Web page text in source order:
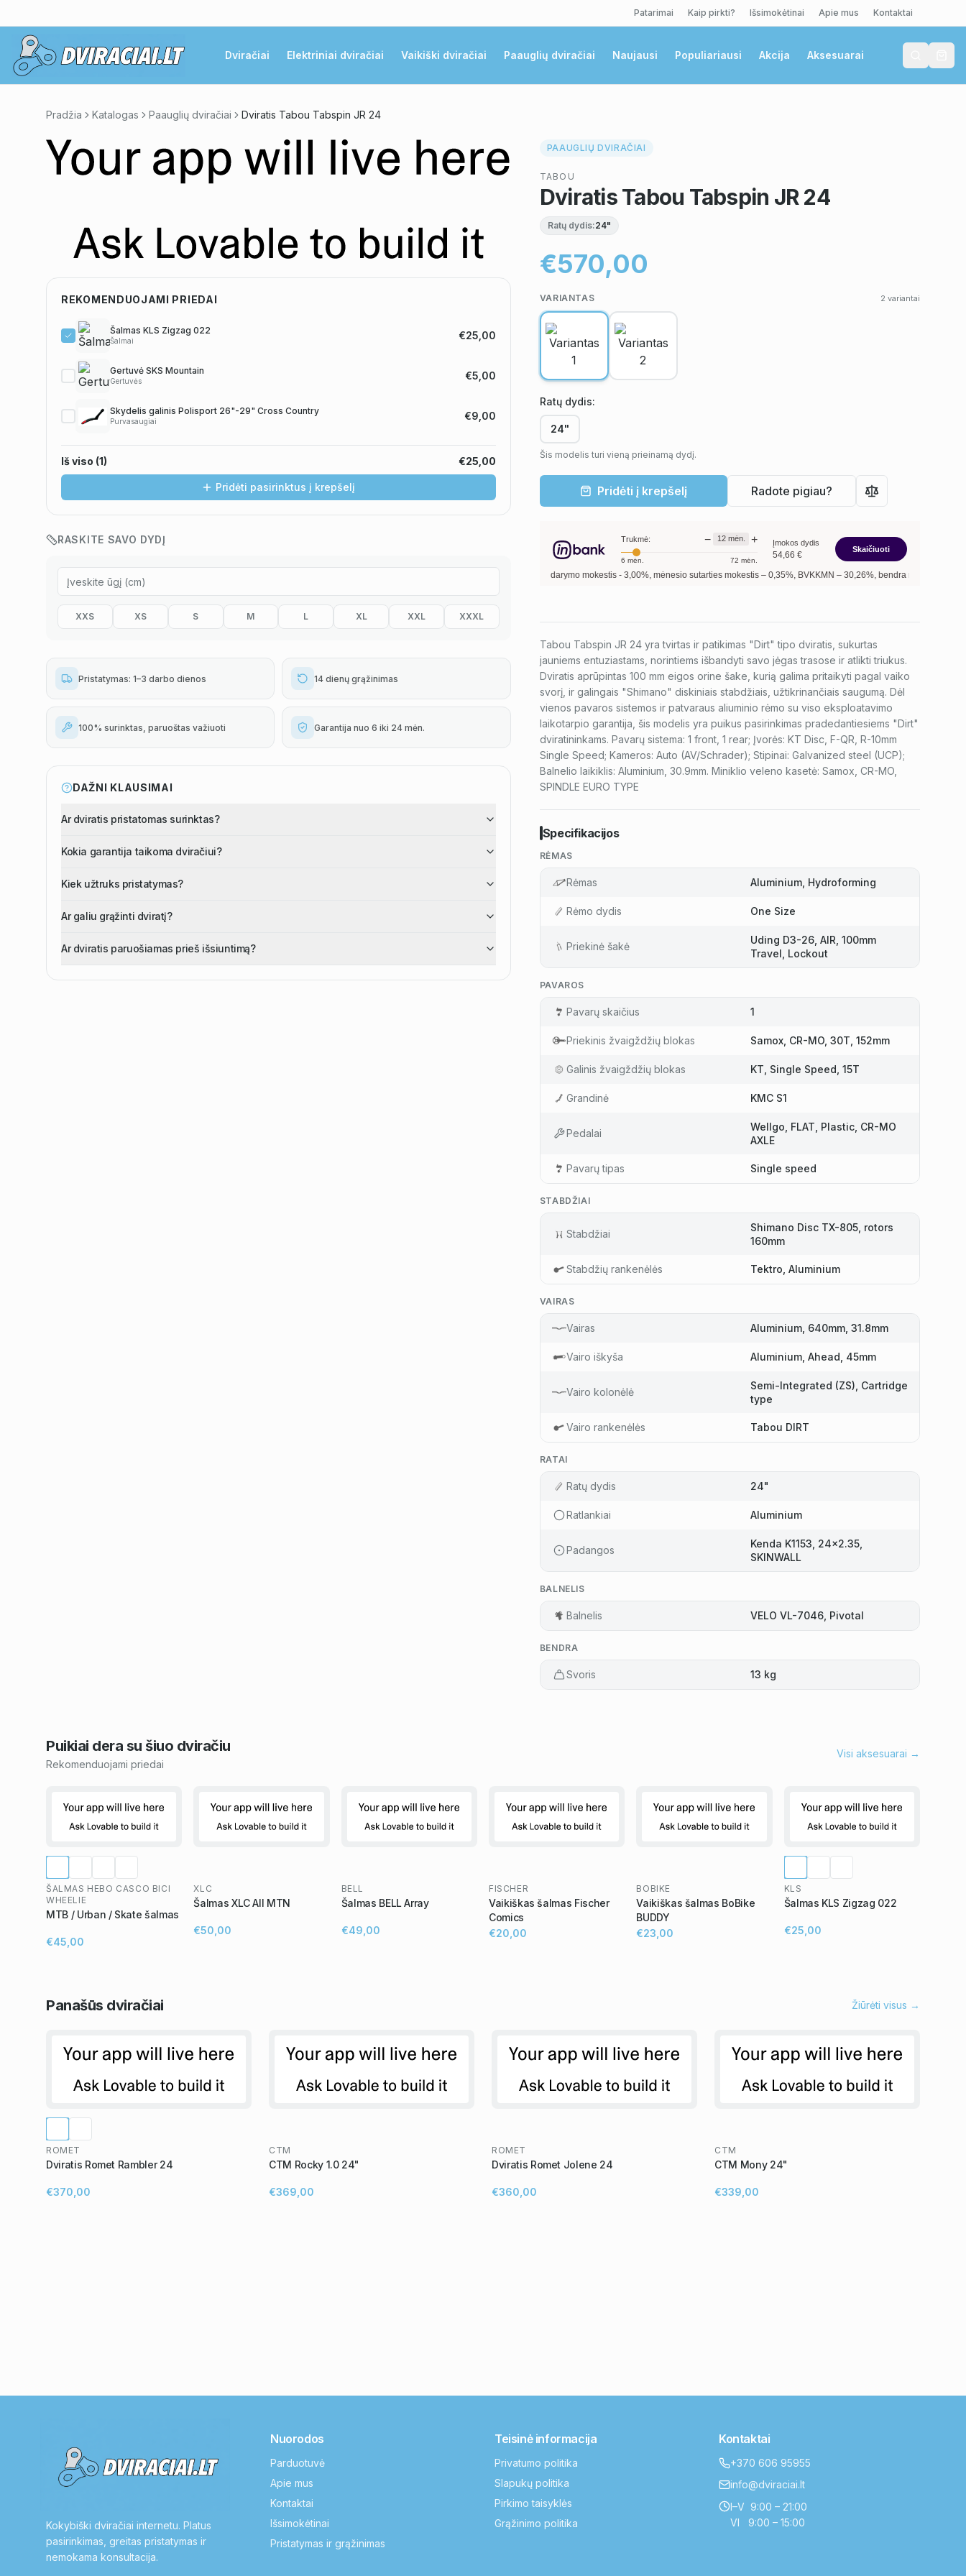
Patarimai Kaip pirkti? Išsimokėtinai Apie mus Kontaktai
Dviračiai Elektriniai dviračiai Vaikiški dviračiai Paauglių dviračiai Naujausi Populiariausi Akcija Aksesuarai
Pradžia Katalogas Paauglių dviračiai Dviratis Tabou Tabspin JR 24
REKOMENDUOJAMI PRIEDAI
Šalmas KLS Zigzag 022
Šalmai €25,00
Gertuvė SKS Mountain
Gertuvės €5,00
Skydelis galinis Polisport 26"-29" Cross Country
Purvasaugiai €9,00
Iš viso (1) €25,00
Pridėti pasirinktus į krepšelį
RASKITE SAVO DYDĮ
XXS XS S M L XL XXL XXXL
Pristatymas: 1–3 darbo dienos 14 dienų grąžinimas
100% surinktas, paruoštas važiuoti Garantija nuo 6 iki 24 mėn.
DAŽNI KLAUSIMAI
Ar dviratis pristatomas surinktas?
Kokia garantija taikoma dviračiui?
Kiek užtruks pristatymas?
Ar galiu grąžinti dviratį?
Ar dviratis paruošiamas prieš išsiuntimą?
PAAUGLIŲ DVIRAČIAI
TABOU
Dviratis Tabou Tabspin JR 24
Ratų dydis:24"
€570,00
VARIANTAS 2 variantai
Ratų dydis:
24"
Šis modelis turi vieną prieinamą dydį.
Pridėti į krepšelį Radote pigiau?
Trukmė: − 12mėn. +
6 mėn. 72 mėn.
Įmokos dydis
54,66 €
Skaičiuoti
, sutarties sudarymo mokestis -3,00%, mėnesio sutarties mokestis –0,35%, BVKKMN –30,26%, bendra mokėtina suma –
Tabou Tabspin JR 24 yra tvirtas ir patikimas "Dirt" tipo dviratis, sukurtas
jauniems entuziastams, norintiems išbandyti savo jėgas trasose ir atlikti triukus.
Dviratis aprūpintas 100 mm eigos orine šake, kurią galima pritaikyti pagal vaiko
svorį, ir galingais "Shimano" diskiniais stabdžiais, užtikrinančiais saugumą. Dėl
vienos pavaros sistemos ir patvaraus aliuminio rėmo su viso eksploatavimo
laikotarpio garantija, šis modelis yra puikus pasirinkimas pradedantiesiems "Dirt"
dviratininkams. Pavarų sistema: 1 front, 1 rear; Įvorės: KT Disc, F-QR, R-10mm
Single Speed; Kameros: Auto (AV/Schrader); Stipinai: Galvanized steel (UCP);
Balnelio laikiklis: Aluminium, 30.9mm. Miniklio veleno kasetė: Samox, CR-MO,
SPINDLE EURO TYPE
Specifikacijos
RĖMAS
Rėmas Aluminium, Hydroforming
Rėmo dydis One Size
Priekinė šakė
Uding D3-26, AIR, 100mm
Travel, Lockout
PAVAROS
Pavarų skaičius 1
Priekinis žvaigždžių blokas Samox, CR-MO, 30T, 152mm
Galinis žvaigždžių blokas KT, Single Speed, 15T
Grandinė KMC S1
Pedalai
Wellgo, FLAT, Plastic, CR-MO
AXLE
Pavarų tipas Single speed
STABDŽIAI
Stabdžiai
Shimano Disc TX-805, rotors
160mm
Stabdžių rankenėlės Tektro, Aluminium
VAIRAS
Vairas Aluminium, 640mm, 31.8mm
Vairo iškyša Aluminium, Ahead, 45mm
Vairo kolonėlė
Semi-Integrated (ZS), Cartridge
type
Vairo rankenėlės Tabou DIRT
RATAI
Ratų dydis 24"
Ratlankiai Aluminium
Padangos
Kenda K1153, 24x2.35,
SKINWALL
BALNELIS
Balnelis VELO VL-7046, Pivotal
BENDRA
Svoris 13 kg
Puikiai dera su šiuo dviračiu
Rekomenduojami priedai
Visi aksesuarai →
ŠALMAS HEBO CASCO BICI
WHEELIE
MTB / Urban / Skate šalmas
€45,00
XLC
Šalmas XLC All MTN
€50,00
BELL
Šalmas BELL Array
€49,00
FISCHER
Vaikiškas šalmas Fischer
Comics
€20,00
BOBIKE
Vaikiškas šalmas BoBike
BUDDY
€23,00
KLS
Šalmas KLS Zigzag 022
€25,00
Panašūs dviračiai Žiūrėti visus →
ROMET
Dviratis Romet Rambler 24
€370,00
CTM
CTM Rocky 1.0 24"
€369,00
ROMET
Dviratis Romet Jolene 24
€360,00
CTM
CTM Mony 24"
€339,00
Kokybiški dviračiai internetu. Platus
pasirinkimas, greitas pristatymas ir
nemokama konsultacija.
Nuorodos
Parduotuvė
Apie mus
Kontaktai
Išsimokėtinai
Pristatymas ir grąžinimas
Teisinė informacija
Privatumo politika
Slapukų politika
Pirkimo taisyklės
Grąžinimo politika
Kontaktai
+370 606 95955
info@dviraciai.lt
I–V 9:00 – 21:00
VI 9:00 – 15:00